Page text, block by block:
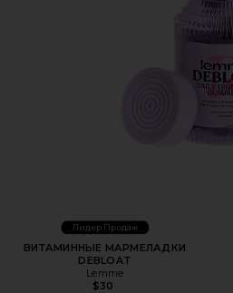
Лидер Продаж
ВИТАМИННЫЕ МАРМЕЛАДКИ
DEBLOAT
Lemme
$30